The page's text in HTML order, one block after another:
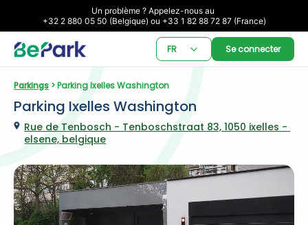
Un problème ? Appelez-nous au
+32 2 880 05 50 (Belgique) ou +33 1 82 88 72 87 (France)
FR Se connecter
Parkings > Parking Ixelles Washington
Parking Ixelles Washington
Rue de Tenbosch - Tenboschstraat 83, 1050 ixelles -
elsene, belgique